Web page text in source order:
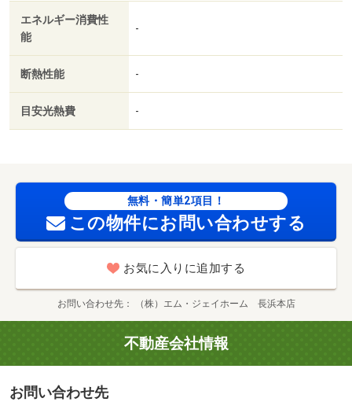
エネルギー消費性
能
-
断熱性能 -
目安光熱費 -
無料・簡単2項目！
この物件にお問い合わせする
お気に入りに追加する
お問い合わせ先 （株）エム・ジェイホーム 長浜本店
不動産会社情報
お問い合わせ先